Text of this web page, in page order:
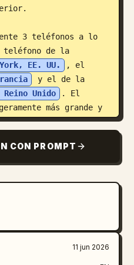
3 teléfonos a lo
teléfono de la
EE. UU.
, el
y el de la
Reino Unido
. El
más grande y
los teléfonos de
superpuestos por el
Continúa el
de pintura y
del teléfono: Cada
barra de estado
CON PROMPT
11 jun 2026